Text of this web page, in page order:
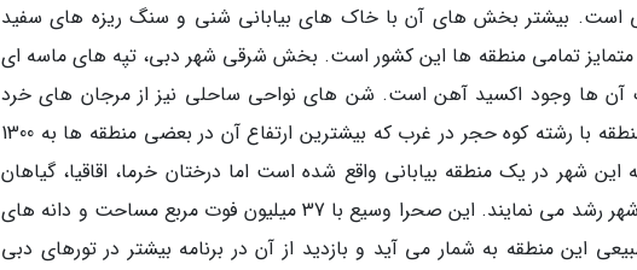
است. بیشتر بخش های آن با خاک های بیابانی شنی و سنگ ریزه های سفید
تمامی منطقه ها این کشور است. بخش شرقی شهر دبی، تپه های ماسه ای
آن ها وجود اکسید آهن است. شن های نواحی ساحلی نیز از مرجان های خرد
شده و صدف ها تشکیل شده است. این منطقه با رشته کوه حجر در غرب که بیشترین ارتفاع آن در بعضی منطقه ها به 1300
شهر در یک منطقه بیابانی واقع شده است اما درختان خرما، اقاقیا، گیاهان
وحشی و سنبل بیابانی در دشت های این شهر رشد می نمایند. این صحرا وسیع با 37 میلیون فوت مربع مساحت و دانه های
این منطقه به شمار می آید و بازدید از آن در برنامه بیشتر در تورهای دبی